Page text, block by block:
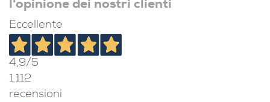
DICONO DI NOI
l'opinione dei nostri clienti
Eccellente